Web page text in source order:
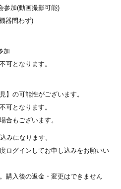
参加(動画撮影可能)
器問わず)
加
可となります。
】の可能性がございます。
可となります。
合もございます。
みになります。
ログインしてお申し込みをお願いい
購入後の返金・変更はできません